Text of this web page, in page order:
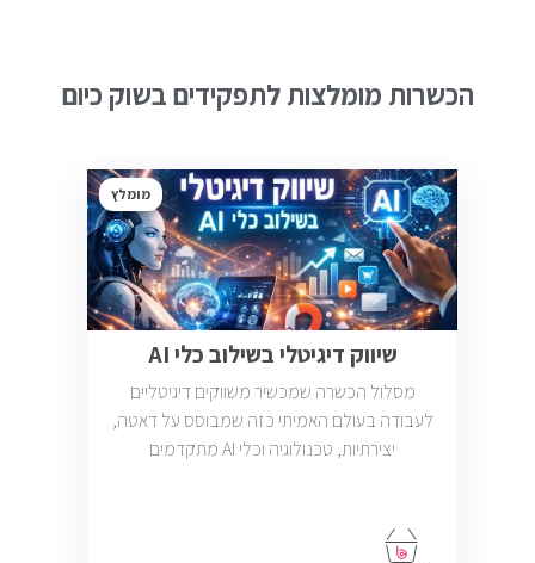
הכשרות מומלצות לתפקידים בשוק כיום
מומלץ
שיווק דיגיטלי בשילוב כלי AI
מסלול הכשרה שמכשיר משווקים דיגיטליים
לעבודה בעולם האמיתי כזה שמבוסס על דאטה,
יצירתיות, טכנולוגיה וכלי AI מתקדמים